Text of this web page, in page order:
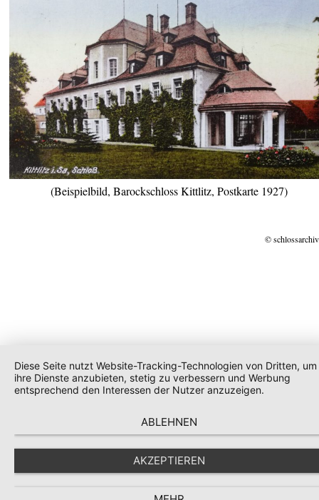
(Beispielbild, Barockschloss Kittlitz, Postkarte 1927)
©
Diese Seite nutzt Website-Tracking-Technologien von Dritten, um
ihre Dienste anzubieten, stetig zu verbessern und Werbung
entsprechend den Interessen der Nutzer anzuzeigen.
ABLEHNEN
AKZEPTIEREN